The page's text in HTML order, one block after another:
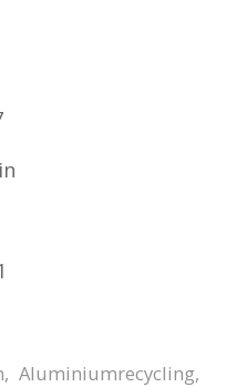
,Aluminiumrecycling,